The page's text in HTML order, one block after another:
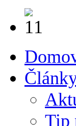
Tip